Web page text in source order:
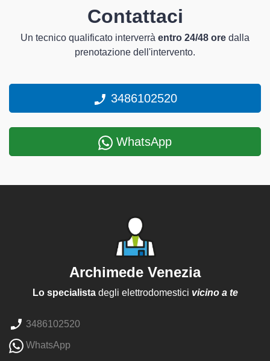
Contattaci
Un tecnico qualificato interverrà entro 24/48 ore dalla
prenotazione dell'intervento.
3486102520
WhatsApp
Archimede Venezia
Lo specialistadegli elettrodomestici vicino a te
3486102520
WhatsApp